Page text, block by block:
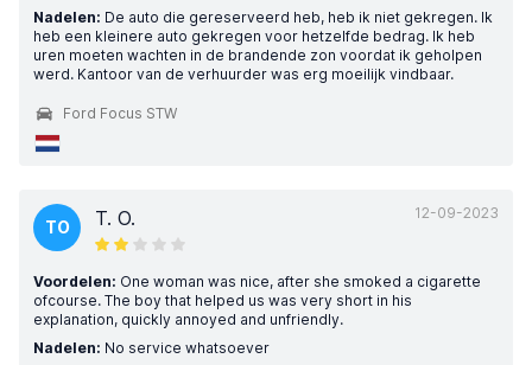
Nadelen: De auto die gereserveerd heb, heb ik niet gekregen. Ik
heb een kleinere auto gekregen voor hetzelfde bedrag. Ik heb
uren moeten wachten in de brandende zon voordat ik geholpen
werd. Kantoor van de verhuurder was erg moeilijk vindbaar.
Ford Focus STW
12-09-2023
TO T. O.
Voordelen: One woman was nice, after she smoked a cigarette
ofcourse. The boy that helped us was very short in his
explanation, quickly annoyed and unfriendly.
Nadelen: No service whatsoever